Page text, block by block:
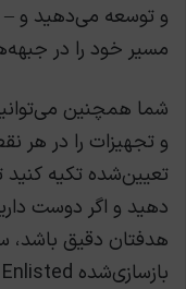
و توسعه می‌دهید و –
مسیر خود را در
شما همچنین
و تجهیزات را در هر
تعیین‌شده تکیه
دهید و اگر دوست
هدفتان دقیق باشد،